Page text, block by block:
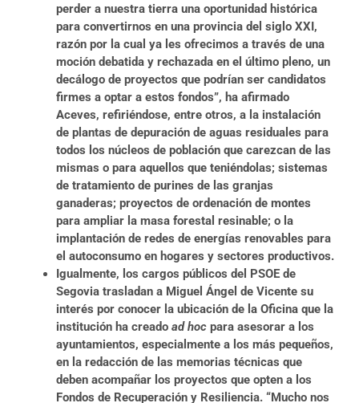
perder a nuestra tierra una oportunidad histórica
para convertirnos en una provincia del siglo XXI,
razón por la cual ya les ofrecimos a través de una
moción debatida y rechazada en el último pleno, un
decálogo de proyectos que podrían ser candidatos
firmes a optar a estos fondos”, ha afirmado
Aceves, refiriéndose, entre otros, a la instalación
de plantas de depuración de aguas residuales para
todos los núcleos de población que carezcan de las
mismas o para aquellos que teniéndolas; sistemas
de tratamiento de purines de las granjas
ganaderas; proyectos de ordenación de montes
para ampliar la masa forestal resinable; o la
implantación de redes de energías renovables para
el autoconsumo en hogares y sectores productivos.
Igualmente, los cargos públicos del PSOE de
Segovia trasladan a Miguel Ángel de Vicente su
interés por conocer la ubicación de la Oficina que la
institución ha creado ad hoc para asesorar a los
ayuntamientos, especialmente a los más pequeños,
en la redacción de las memorias técnicas que
deben acompañar los proyectos que opten a los
Fondos de Recuperación y Resiliencia. “Mucho nos